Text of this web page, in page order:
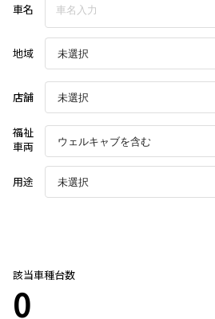
車名
地域
店舗
福祉
車両
用途
該当車種台数
0